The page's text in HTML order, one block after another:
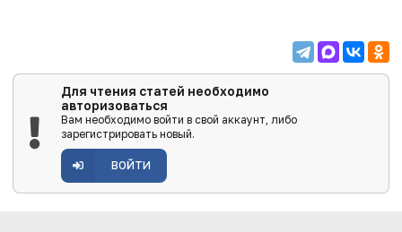
Для чтения статей необходимо
авторизоваться
Вам необходимо войти в свой аккаунт, либо
зарегистрировать новый.
ВОЙТИ